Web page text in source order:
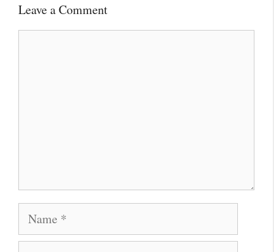
Leave a Comment
Name